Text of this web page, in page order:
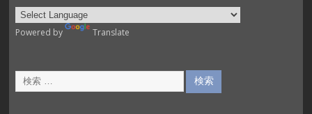
Powered by Translate